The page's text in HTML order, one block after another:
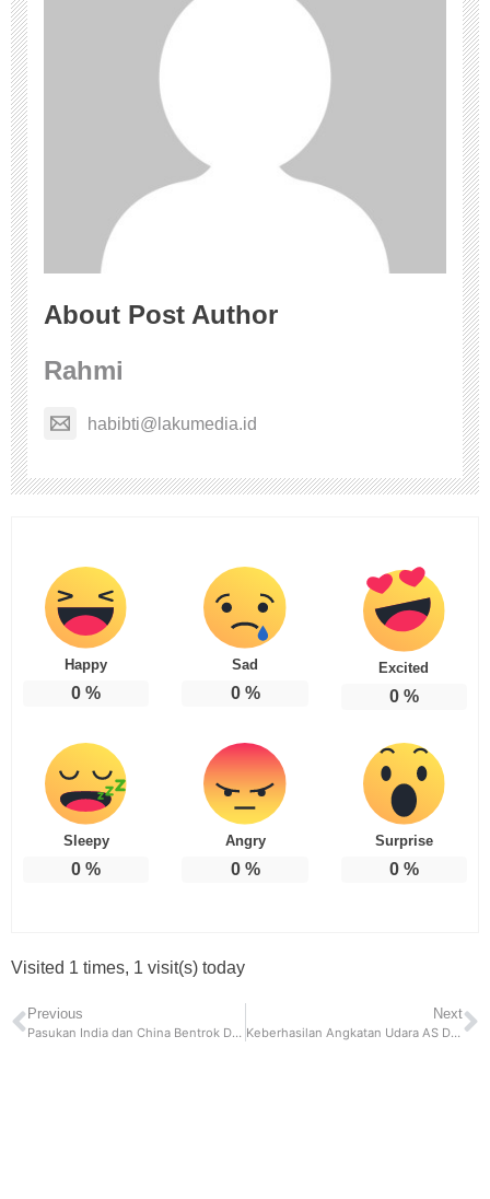
About Post Author
Rahmi
habibti@lakumedia.id
Happy
0 %
Sad
0%
Excited
0%
Sleepy
0 %
Angry
0%
Surprise
0%
Visited 1 times, 1 visit(s) today
Previous
Pasukan India dan China Bentrok Dalam Perbatasan Yang Disengketakan
Next
Keberhasilan Angkatan Udara AS Dalam Pengujian Rudal Hipersonik Pertama Di Udara